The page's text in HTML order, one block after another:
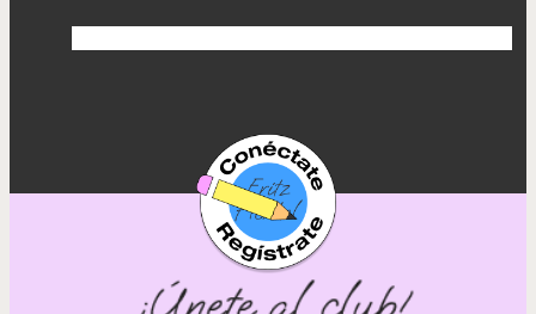
Cómo hidratar el pelo en
casa: 10 consejos fáciles
Cómo quitar manchas
de sudor
Removing stains made easy
¿Por qué es importante
desinfectar la cocina en
verano?
Cómo acabar con las
hormigas en tu hogar